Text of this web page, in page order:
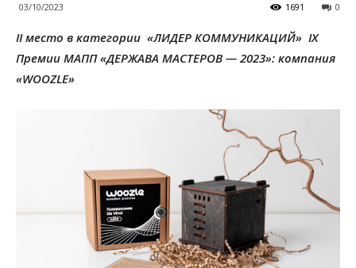
03/10/2023 0
1691
II место в категории «ЛИДЕР КОММУНИКАЦИЙ» IX
Премии МАПП «ДЕРЖАВА МАСТЕРОВ — 2023»: компания
«WOOZLE»